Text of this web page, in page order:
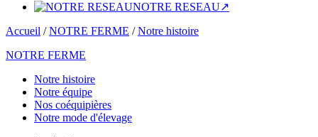
NOTRE RESEAU↗
Accueil /NOTRE FERME /Notre histoire
NOTRE FERME
Notre histoire
Notre équipe
Nos coéquipières
Notre mode d'élevage